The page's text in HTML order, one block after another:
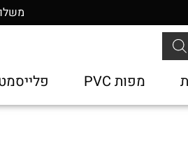
מפות PVC